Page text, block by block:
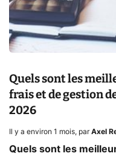
Quels sont les
frais et de gestion
2026
Il y a environ 1 mois, par Axel
Quels sont les